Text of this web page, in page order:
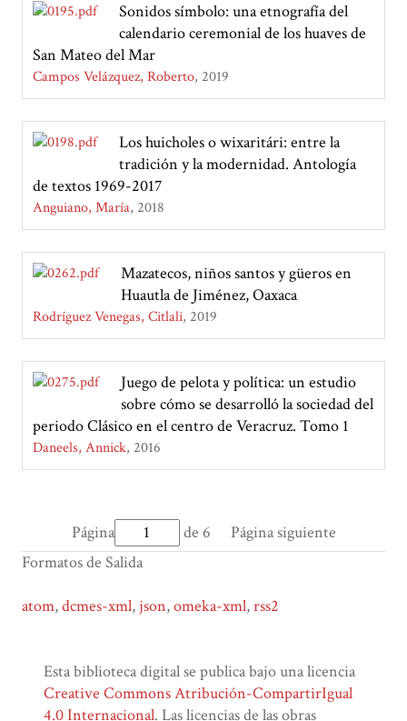
Sonidos símbolo: una etnografía del
calendario ceremonial de los huaves de
San Mateo del Mar
Campos Velázquez, Roberto 2019
Los huicholes o wixaritári: entre la
tradición y la modernidad. Antología
de textos 1969-2017
Anguiano, María 2018
Mazatecos, niños santos y güeros en
Huautla de Jiménez, Oaxaca
Rodríguez Venegas, Citlali 2019
Juego de pelota y política: un estudio
sobre cómo se desarrolló la sociedad del
periodo Clásico en el centro de Veracruz. Tomo 1
Daneels, Annick 2016
Página de 6
Página siguiente
Formatos de Salida
atom,dcmes-xml, json,omeka-xml,rss2
Esta biblioteca digital se publica bajo una licencia
Creative Commons Atribución-CompartirIgual
4.0 Internacional. Las licencias de las obras